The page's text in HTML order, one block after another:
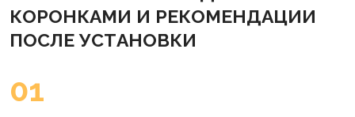
КОРОНКАМИ И РЕКОМЕНДАЦИИ
ПОСЛЕ УСТАНОВКИ
01